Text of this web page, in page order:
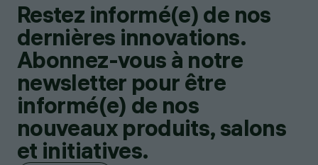
Restez informé(e) de nos
dernières innovations.
Abonnez-vous à notre
newsletter pour être
informé(e) de nos
nouveaux produits, salons
et initiatives.